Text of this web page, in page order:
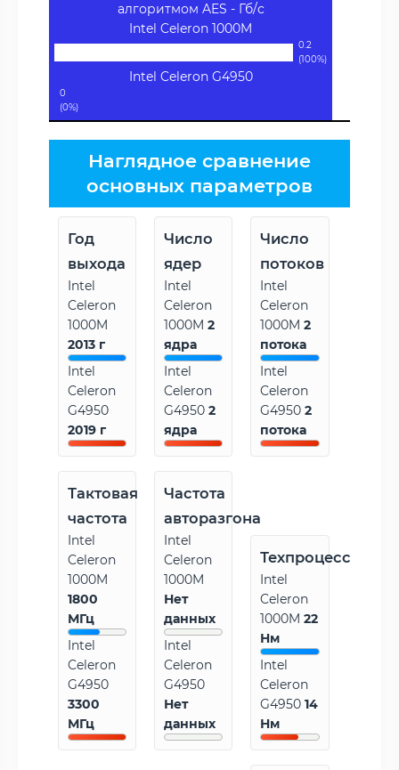
алгоритмом AES - Гб/с
Intel Celeron 1000M
0.2
(100%)
Intel Celeron G4950
0
(0%)
Наглядное сравнение
основных параметров
Год
выхода
Intel
Celeron
1000M
2013 г
Intel
Celeron
G4950
2019 г
Число
ядер
Intel
Celeron
1000M2
ядра
Intel
Celeron
G49502
ядра
Число
потоков
Intel
Celeron
1000M2
потока
Intel
Celeron
G49502
потока
Тактовая
частота
Intel
Celeron
1000M
1800
МГц
Intel
Celeron
G4950
3300
МГц
Частота
авторазгона
Intel
Celeron
1000M
Нет
данных
Intel
Celeron
G4950
Нет
данных
Техпроцесс
Intel
Celeron
1000M22
Нм
Intel
Celeron
G495014
Нм